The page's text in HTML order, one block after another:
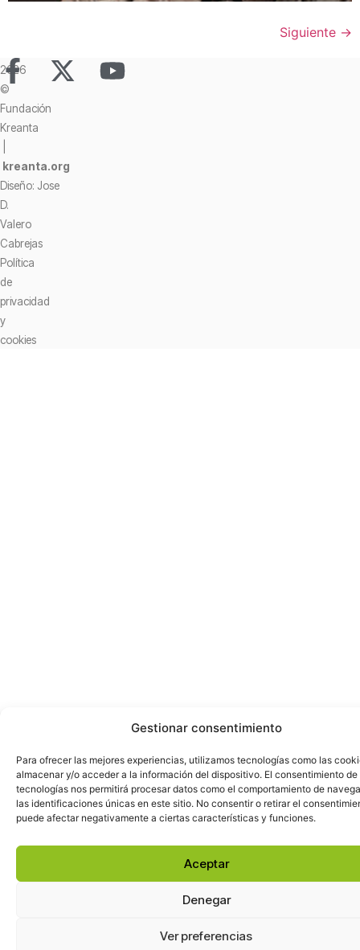
Gestionar consentimiento
Para ofrecer las mejores experiencias, utilizamos tecnologías como las
almacenar y/o acceder a la información del dispositivo. El consentimiento de
tecnologías nos permitirá procesar datos como el comportamiento de
las identificaciones únicas en este sitio. No consentir o retirar el
puede afectar negativamente a ciertas características y funciones.
Aceptar
Denegar
Ver preferencias
Siguiente →
2026
©
Fundación
Kreanta
kreanta.org
Diseño: Jose
D.
Valero
Cabrejas
Política
de
privacidad
y
cookies